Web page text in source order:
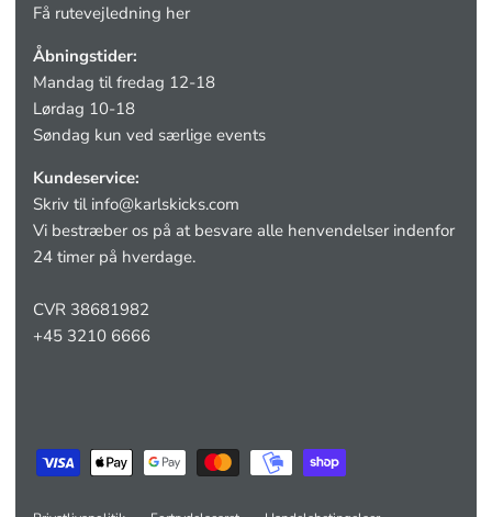
Få rutevejledning her
Åbningstider:
Mandag til fredag 12-18
Lørdag 10-18
Søndag kun ved særlige events
Kundeservice:
Skriv til info@karlskicks.com
Vi bestræber os på at besvare alle henvendelser indenfor
24 timer på hverdage.
CVR 38681982
+45 3210 6666